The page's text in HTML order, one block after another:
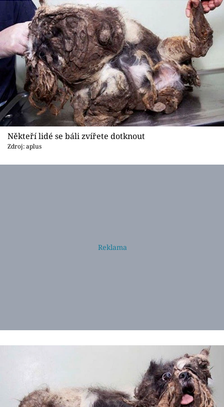
Videa
Sledujte prima+
Přihlášení
Sledujte nás
Někteří lidé se báli zvířete dotknout
Zdroj: aplus